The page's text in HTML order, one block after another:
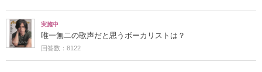
実施中
唯一無二の歌声だと思うボーカリストは？
回答数：8122